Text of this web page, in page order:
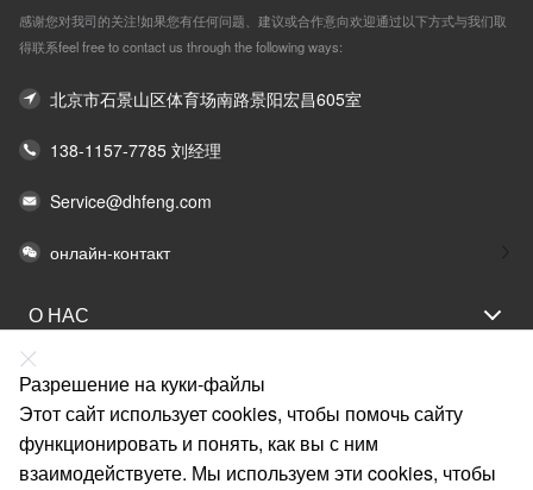
感谢您对我司的关注!如果您有任何问题、建议或合作意向欢迎通过以下方式与我们取
得联系feel free to contact us through the following ways:
北京市石景山区体育场南路景阳宏昌605室
138-1157-7785 刘经理
Service@dhfeng.com
онлайн-контакт
О НАС
ОТДЕЛЫ
ПОМОЩЬ
УСЛУГА
Разрешение на куки-файлы
Этот сайт использует cookies, чтобы помочь сайту
функционировать и понять, как вы с ним
взаимодействуете. Мы используем эти cookies, чтобы